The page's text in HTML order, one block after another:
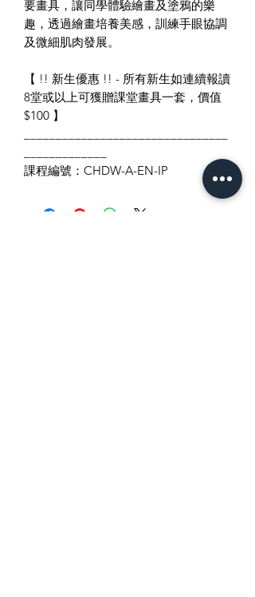
要畫具，讓同學體驗繪畫及塗鴉的樂
趣，透過繪畫培養美感，訓練手眼協調
及微細肌肉發展。
【 !! 新生優惠 !! - 所有新生如連續報讀
8堂或以上可獲贈課堂畫具一套，價值
$100 】
課程編號：CHDW-A-EN-IP